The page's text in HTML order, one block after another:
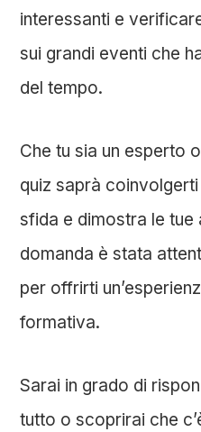
interessanti e
sui grandi eventi che
del tempo.
Che tu sia un esperto
quiz saprà
sfida e dimostra le tue
domanda è stata
per offrirti
formativa.
Sarai in grado di
tutto o scoprirai che